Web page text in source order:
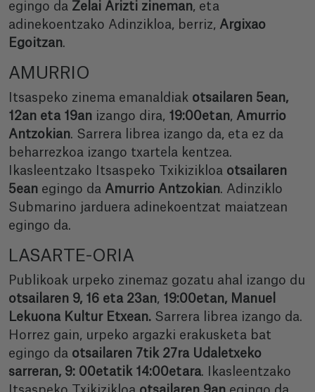
egingo da Zelai Arizti zineman, eta
adinekoentzako Adinzikloa, berriz, Argixao
Egoitzan.
AMURRIO
Itsaspeko zinema emanaldiak otsailaren 5ean,
12an eta 19an izango dira, 19:00etan, Amurrio
Antzokian. Sarrera librea izango da, eta ez da
beharrezkoa izango txartela kentzea.
Ikasleentzako Itsaspeko Txikizikloa otsailaren
5ean egingo da Amurrio Antzokian. Adinziklo
Submarino jarduera adinekoentzat maiatzean
egingo da.
LASARTE-ORIA
Publikoak urpeko zinemaz gozatu ahal izango du
otsailaren 9, 16 eta 23an, 19:00etan, Manuel
Lekuona Kultur Etxean. Sarrera librea izango da.
Horrez gain, urpeko argazki erakusketa bat
egingo da otsailaren 7tik 27ra Udaletxeko
sarreran, 9: 00etatik 14:00etara. Ikasleentzako